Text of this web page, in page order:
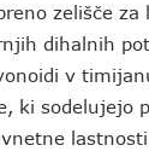
zelišče za
dihalnih
v
ki sodelujejo